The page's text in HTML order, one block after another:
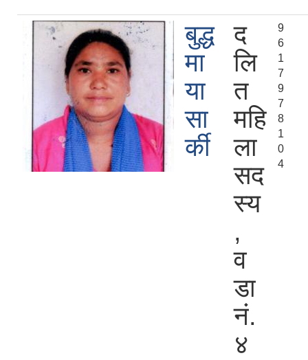
बुद्ध
मा
या
सा
र्की
द
लि
त
महि
ला
सद
स्य
,
व
डा
नं.
४
9
6
1
7
9
7
8
1
0
4